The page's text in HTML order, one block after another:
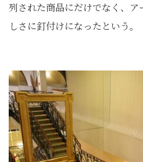
列された商品にだけでなく、
しさに釘付けになったという。